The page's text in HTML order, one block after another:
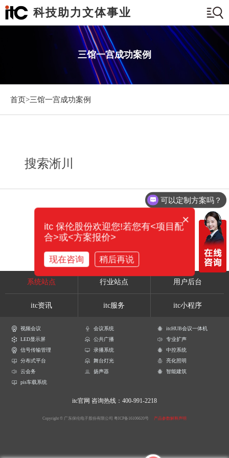
科技助力文体事业
三馆一宫成功案例
首页>三馆一宫成功案例
搜索淅川
系统站点 行业站点 用户后台
itc资讯 itc服务 itc小程序
视频会议 会议系统
itcHUB会议一体机
LED显示屏
公共广播
专业扩声
信号传输管理
录播系统
中控系统
分布式平台
舞台灯光
亮化照明
云会务
扬声器
智能建筑
pis车载系统
itc官网 咨询热线：400-991-2218
Copyright © 广东保伦电子股份有限公司 粤ICP备16106620号 产品参数解释声明
可以定制方案吗？
×
itc 保伦股份欢迎您!若您有<项目配
合>或<方案报价>
现在咨询 稍后再说